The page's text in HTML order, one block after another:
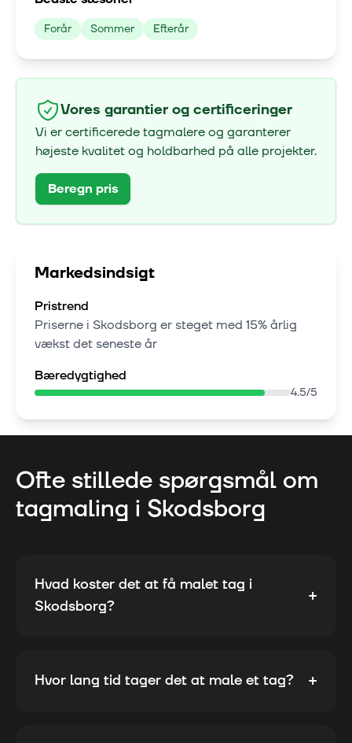
Forår Sommer Efterår
Vores garantier og certificeringer
Vi er certificerede tagmalere og garanterer
højeste kvalitet og holdbarhed på alle projekter.
Beregn pris
Markedsindsigt
Pristrend
Priserne i Skodsborg er steget med 15% årlig
vækstdet seneste år
Bæredygtighed
4.5/5
Ofte stillede spørgsmål om
tagmaling i Skodsborg
Hvad koster det at få malet tag i
Skodsborg?
+
Hvor lang tid tager det at male et tag? +